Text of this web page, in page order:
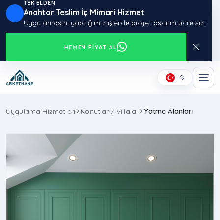
TEK ELDEN
Anahtar Teslim İç Mimari Hizmet
Uygulamasını yaptığımız işlerde proje tasarım ücretsiz!
HEMEN FIYAT AL
Uygulama Hizmetleri Konutlar / Villalar Yatma Alanları